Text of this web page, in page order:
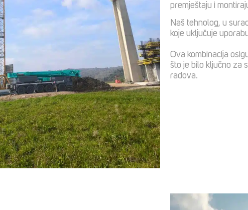
premještaju i
Naš tehnolog, u
koje uključuje
Ova kombinacija
što je bilo ključno za
radova.